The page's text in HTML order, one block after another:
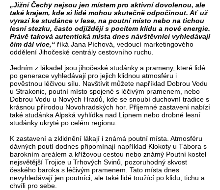
„Jižní Čechy nejsou jen místem pro aktivní dovolenou, ale
také krajem, kde si lidé mohou skutečně odpočinout. Ať už
vyrazí ke studánce v lese, na poutní místo nebo na tichou
lesní stezku, často odjíždějí s pocitem klidu a nové energie.
Právě taková autentická místa dnes návštěvníci vyhledávají
čím dál více,“ říká Jana Píchová, vedoucí marketingového
oddělení Jihočeské centrály cestovního ruchu.
Jedním z lákadel jsou jihočeské studánky a prameny, které lidé
po generace vyhledávají pro jejich klidnou atmosféru i
pověstnou léčivou sílu. Navštívit můžete například Dobrou Vodu
u Strakonic, poutní místo spojené s léčivým pramenem, nebo
Dobrou Vodu u Nových Hradů, kde se snoubí duchovní tradice s
krásnou přírodou Novohradských hor. Příjemné zastavení nabízí
také studánka Alpská vyhlídka nad Lipnem nebo drobné lesní
studánky ukryté po celém regionu.
K zastavení a zklidnění lákají i známá poutní místa. Atmosféru
dávných poutí dodnes připomínají například Klokoty u Tábora s
barokním areálem a křížovou cestou nebo známý Poutní kostel
nejsvětější Trojice u Trhových Svinů, pozoruhodný skvost
českého baroka s léčivým pramenem. Tato místa dnes
nevyhledávají jen poutníci, ale také lidé toužící po klidu, tichu a
chvíli pro sebe.